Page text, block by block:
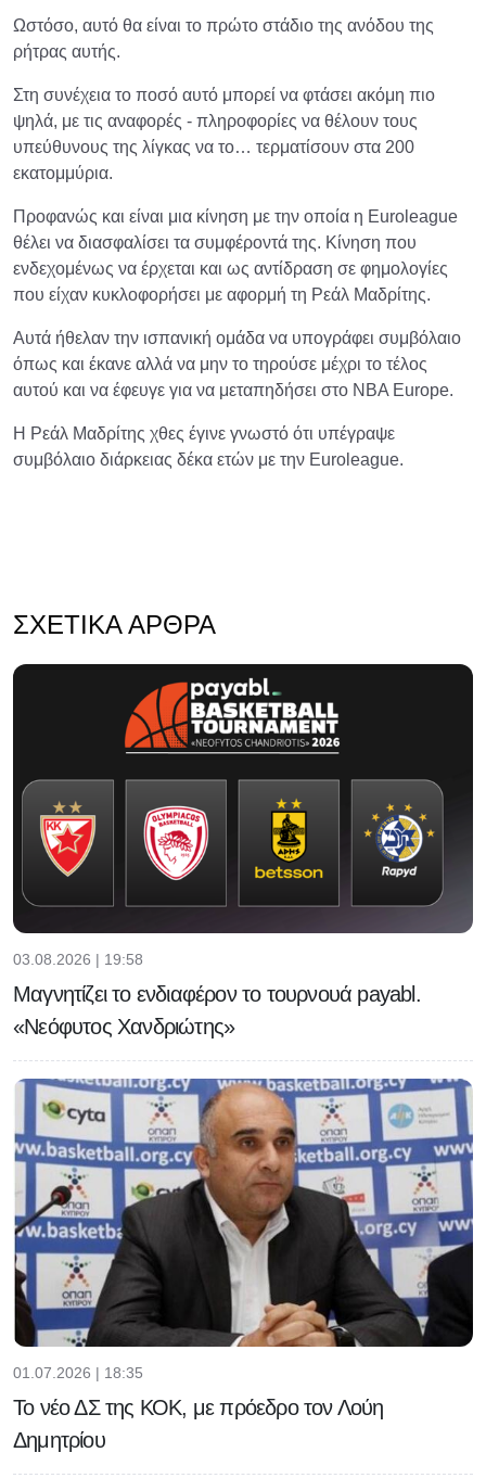
Ωστόσο, αυτό θα είναι το πρώτο στάδιο της ανόδου της
ρήτρας αυτής.
Στη συνέχεια το ποσό αυτό μπορεί να φτάσει ακόμη πιο
ψηλά, με τις αναφορές - πληροφορίες να θέλουν τους
υπεύθυνους της λίγκας να το… τερματίσουν στα 200
εκατομμύρια.
Προφανώς και είναι μια κίνηση με την οποία η Εuroleague
θέλει να διασφαλίσει τα συμφέροντά της. Κίνηση που
ενδεχομένως να έρχεται και ως αντίδραση σε φημολογίες
που είχαν κυκλοφορήσει με αφορμή τη Ρεάλ Μαδρίτης.
Αυτά ήθελαν την ισπανική ομάδα να υπογράφει συμβόλαιο
όπως και έκανε αλλά να μην το τηρούσε μέχρι το τέλος
αυτού και να έφευγε για να μεταπηδήσει στο NBA Europe.
Η Ρεάλ Μαδρίτης χθες έγινε γνωστό ότι υπέγραψε
συμβόλαιο διάρκειας δέκα ετών με την Euroleague.
ΣΧΕΤΙΚΆ ΆΡΘΡΑ
03.08.2026 | 19:58
Μαγνητίζει το ενδιαφέρον το τουρνουά payabl.
«Νεόφυτος Χανδριώτης»
01.07.2026 | 18:35
Το νέο ΔΣ της ΚΟΚ, με πρόεδρο τον Λούη
Δημητρίου